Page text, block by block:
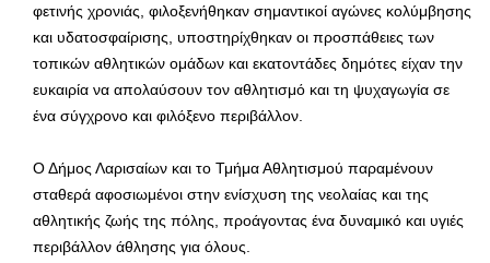
φετινής χρονιάς, φιλοξενήθηκαν σημαντικοί αγώνες κολύμβησης
και υδατοσφαίρισης, υποστηρίχθηκαν οι προσπάθειες των
τοπικών αθλητικών ομάδων και εκατοντάδες δημότες είχαν την
ευκαιρία να απολαύσουν τον αθλητισμό και τη ψυχαγωγία σε
ένα σύγχρονο και φιλόξενο περιβάλλον.
Ο Δήμος Λαρισαίων και το Τμήμα Αθλητισμού παραμένουν
σταθερά αφοσιωμένοι στην ενίσχυση της νεολαίας και της
αθλητικής ζωής της πόλης, προάγοντας ένα δυναμικό και υγιές
περιβάλλον άθλησης για όλους.